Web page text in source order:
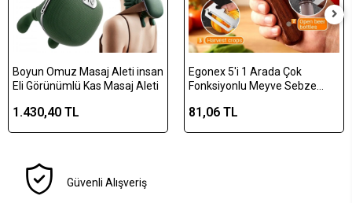
Boyun Omuz Masaj Aleti insan
Eli Görünümlü Kas Masaj Aleti
1.430,40 TL
Egonex 5'i 1 Arada Çok
Fonksiyonlu Meyve Sebze
Şişe Açacağı – Ahşap Saplı
81,06 TL
Güvenli Alışveriş